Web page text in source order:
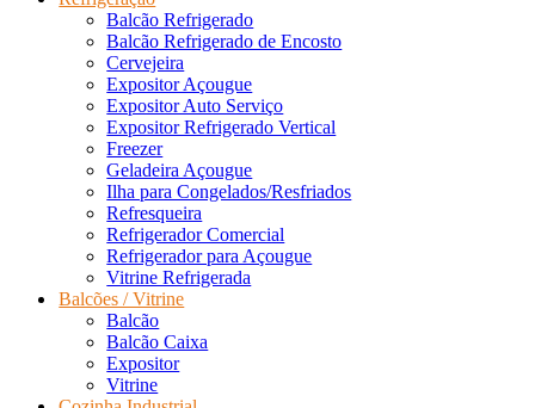
Balcão Refrigerado
Balcão Refrigerado de Encosto
Cervejeira
Expositor Açougue
Expositor Auto Serviço
Expositor Refrigerado Vertical
Freezer
Geladeira Açougue
Ilha para Congelados/Resfriados
Refresqueira
Refrigerador Comercial
Refrigerador para Açougue
Vitrine Refrigerada
Balcões / Vitrine
Balcão
Balcão Caixa
Expositor
Vitrine